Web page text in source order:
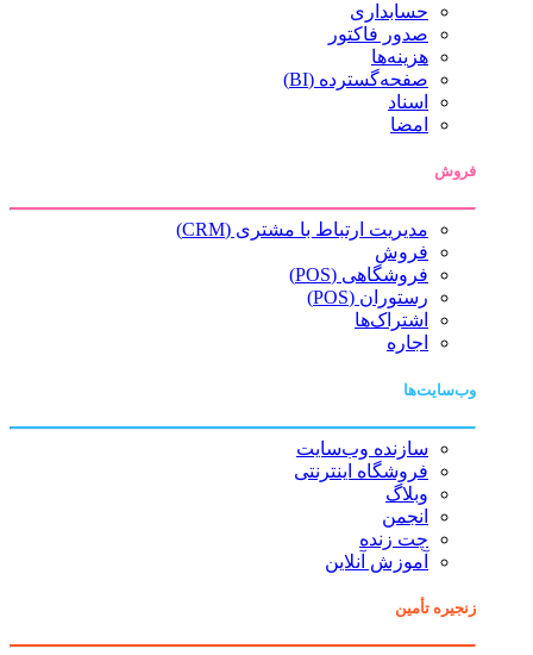
حسابداری
صدور فاکتور
هزینه‌ها
صفحه‌گسترده (BI)
اسناد
امضا
فروش
مدیریت ارتباط با مشتری (CRM)
فروش
فروشگاهی (POS)
رستوران (POS)
اشتراک‌ها
اجاره
وب‌سایت‌ها
سازنده وب‌سایت
فروشگاه اینترنتی
وبلاگ
انجمن
چت زنده
آموزش آنلاین
زنجیره تأمین